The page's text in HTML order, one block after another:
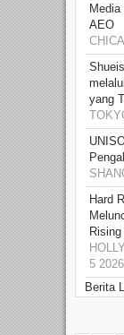
AEO
yang
Hard
5
Berita